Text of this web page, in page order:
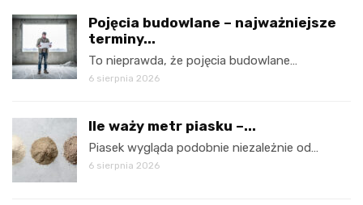
Pojęcia budowlane – najważniejsze
terminy...
To nieprawda, że pojęcia budowlane…
6 sierpnia 2026
Ile waży metr piasku –...
Piasek wygląda podobnie niezależnie od…
6 sierpnia 2026